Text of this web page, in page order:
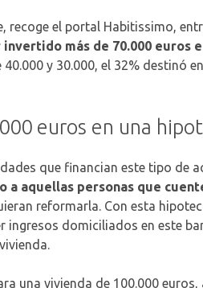
recoge el portal Habitissimo,
más de 70.000 euros
y 30.000, el 32% destinó
euros en una
que financian este tipo de
a aquellas personas que
reformarla. Con esta
ingresos domiciliados en este
una vivienda de 100.000